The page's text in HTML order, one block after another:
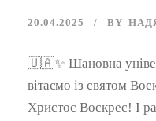
20.04.2025 BY
🇺🇦✨ Шановна
вітаємо із святом
Христос Воскрес! І